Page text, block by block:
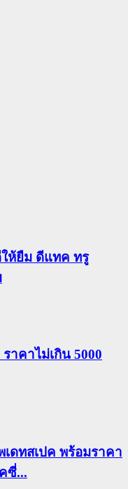
ให้ยืม ดีแทค ทรู
าคาไม่เกิน 5000
เดทสเปค พร้อมราคา
ซี่...